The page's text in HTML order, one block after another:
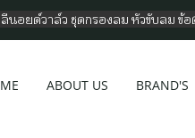
นอยด์วาล์ว ชุดกรองลม หัวขับลม
ABOUT US BRAND'S